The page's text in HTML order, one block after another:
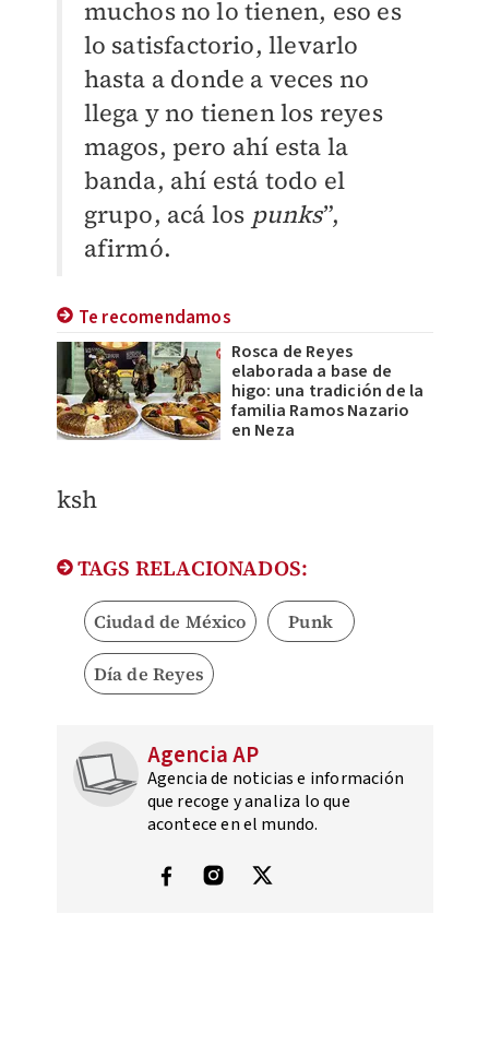
muchos no lo tienen, eso es
lo satisfactorio, llevarlo
hasta a donde a veces no
llega y no tienen los reyes
magos, pero ahí esta la
banda, ahí está todo el
grupo, acá los punks”,
afirmó.
Te recomendamos
Rosca de Reyes
elaborada a base de
higo: una tradición de la
familia Ramos Nazario
en Neza
ksh
TAGS RELACIONADOS:
Ciudad de México Punk
Día de Reyes
Agencia AP
Agencia de noticias e información
que recoge y analiza lo que
acontece en el mundo.